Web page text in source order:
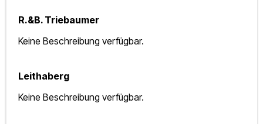
R.&B. Triebaumer
Keine Beschreibung verfügbar.
Leithaberg
Keine Beschreibung verfügbar.